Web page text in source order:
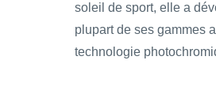
soleil de sport, elle a
plupart de ses gammes
technologie